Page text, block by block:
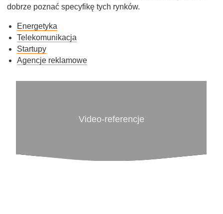
dobrze poznać specyfikę tych rynków.
Energetyka
Telekomunikacja
Startupy
Agencje reklamowe
Video-referencje